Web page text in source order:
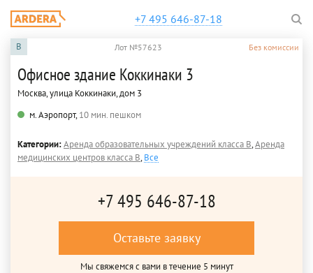
+7 495 646-87-18
B Лот №57623 Без комиссии
Офисное здание Коккинаки 3
Москва, улица Коккинаки, дом 3
м. Аэропорт,10 мин. пешком
Категории:Аренда образовательных учреждений класса B,Аренда
медицинских центров класса B,Все
+7 495 646-87-18
Оставьте заявку
Мы свяжемся с вами в течение 5 минут